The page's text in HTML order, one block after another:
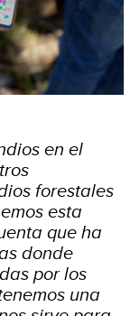
en el
forestales
esta
que ha
donde
por los
una